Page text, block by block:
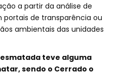
a partir da análise de
portais de transparência ou
ambientais das unidades
teve alguma
sendo o Cerrado o